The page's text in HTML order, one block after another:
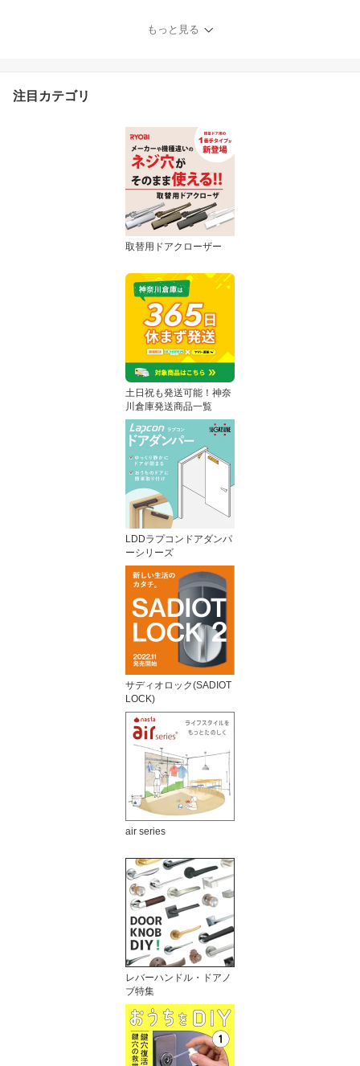
もっと見る
注目カテゴリ
取替用ドアクローザー
土日祝も発送可能！神奈
川倉庫発送商品一覧
LDDラプコンドアダンパ
ーシリーズ
サディオロック(SADIOT
LOCK)
air series
レバーハンドル・ドアノ
ブ特集